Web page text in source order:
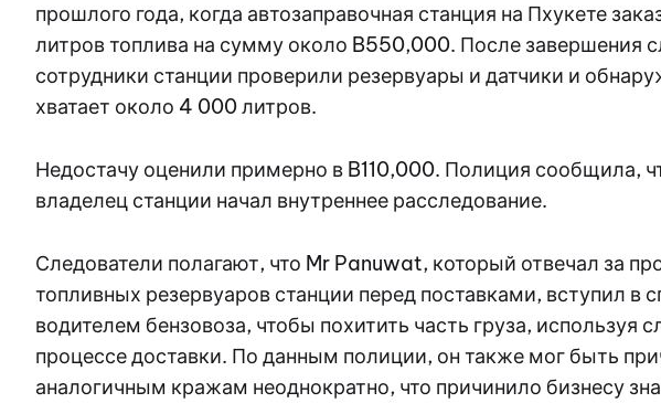
прошлого года, когда автозаправочная станция на Пхукете
литров топлива на сумму около B550,000. После завершения
сотрудники станции проверили резервуары и датчики и
хватает около 4 000 литров.
Недостачу оценили примерно в B110,000. Полиция сообщила,
владелец станции начал внутреннее расследование.
Следователи полагают, что Mr Panuwat, который отвечал за
топливных резервуаров станции перед поставками, вступил в
водителем бензовоза, чтобы похитить часть груза, используя
процессе доставки. По данным полиции, он также мог быть
аналогичным кражам неоднократно, что причинило бизнесу